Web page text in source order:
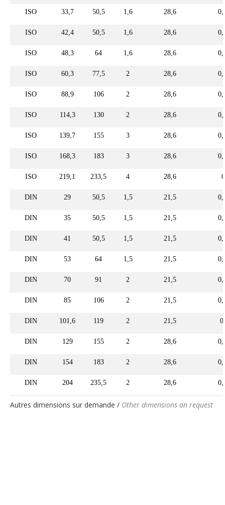
ISO 33,7 50,5 1,6 28,6
ISO 42,4 50,5 1,6 28,6
ISO 48,3 64 1,6 28,6
ISO 60,3 77,5 2 28,6
ISO 88,9 106 2 28,6
ISO 114,3 130 2 28,6
ISO 139,7 155 3 28,6
ISO 168,3 183 3 28,6
ISO 219,1 233,5 4 28,6
DIN 29 50,5 1,5 21,5
DIN 35 50,5 1,5 21,5
DIN 41 50,5 1,5 21,5
DIN 53 64 1,5 21,5
DIN 70 91 2 21,5
DIN 85 106 2 21,5
DIN 101,6 119 2 21,5
DIN 129 155 2 28,6
DIN 154 183 2 28,6
DIN 204 235,5 2 28,6
Autres dimensions sur demande / Other dimensions on request